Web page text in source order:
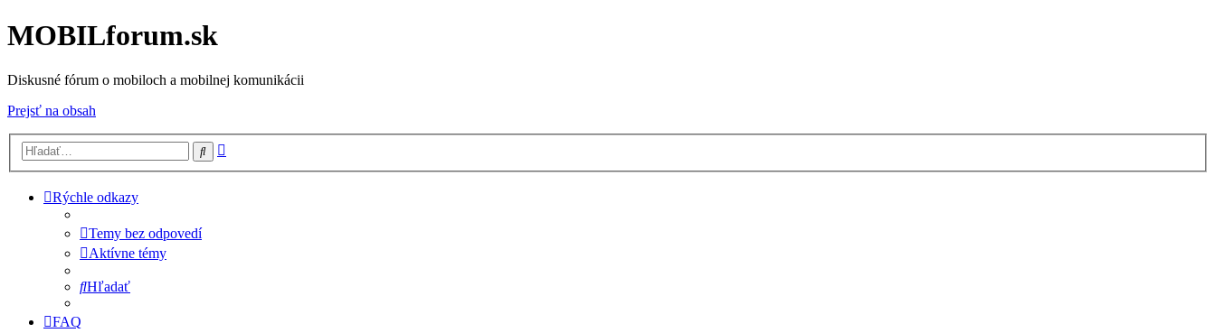
MOBILforum.sk
Diskusné fórum o mobiloch a mobilnej komunikácii
Prejsť na obsah
Hľadať
Rýchle odkazy
Temy bez odpovedí
Aktívne témy
Hľadať
FAQ